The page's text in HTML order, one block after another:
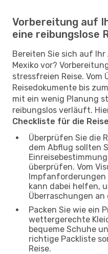
Vorbereitung auf
eine reibungslose
Bereiten Sie sich auf
Mexiko vor?
stressfreien Reise. Vom
Reisedokumente bis
mit ein wenig Planung
reibungslos verläuft.
Checkliste für die
Überprüfen Sie die
dem Abflug sollten
überprüfen. Vom
Impfanforderungen
kann dabei helfen,
Überraschungen an
Packen Sie wie ein
wettergerechte
bequeme Schuhe
richtige Packliste
Reise.